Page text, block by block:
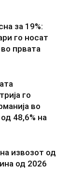
за 19%:
го носат
првата
го
во
48,6% на
извозот од
од 2026